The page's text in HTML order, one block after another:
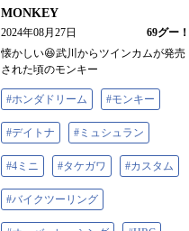
MONKEY
2024年08月27日 69グー！
懐かしい😆武川からツインカムが発売
された頃のモンキー
#ホンダドリーム #モンキー
#デイトナ #ミュシュラン
#4ミニ #タケガワ #カスタム
#バイクツーリング